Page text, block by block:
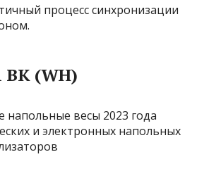
процесс синхронизации
(WH)